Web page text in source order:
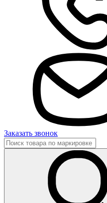
Заказать звонок